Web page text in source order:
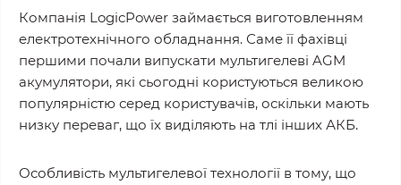
Компанія LogicPower займається виготовленням
електротехнічного обладнання. Саме її фахівці
першими почали випускати мультигелеві AGM
акумулятори, які сьогодні користуються великою
популярністю серед користувачів, оскільки мають
низку переваг, що їх виділяють на тлі інших АКБ.
Особливість мультигелевої технології в тому, що